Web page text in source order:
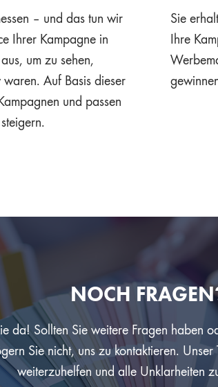
– und das tun wir
Ihrer Kampagne in
um zu sehen,
Auf Basis dieser
und passen
Sie
Ihre
NOCH
da! Sollten Sie weitere Fragen haben
Sie nicht, uns zu kontaktieren.
weiterzuhelfen und alle Unklarheiten